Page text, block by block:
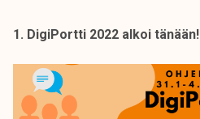
a
u
1. DigiPortti 2022 alkoi tänään!